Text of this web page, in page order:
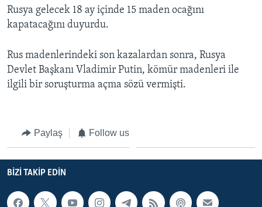
Diller
Rusya gelecek 18 ay içinde 15 maden ocağını
kapatacağını duyurdu.
Rus madenlerindeki son kazalardan sonra, Rusya
Devlet Başkanı Vladimir Putin, kömür madenleri ile
ilgili bir soruşturma açma sözü vermişti.
Paylaş Follow us
BIZI TAKIP EDIN